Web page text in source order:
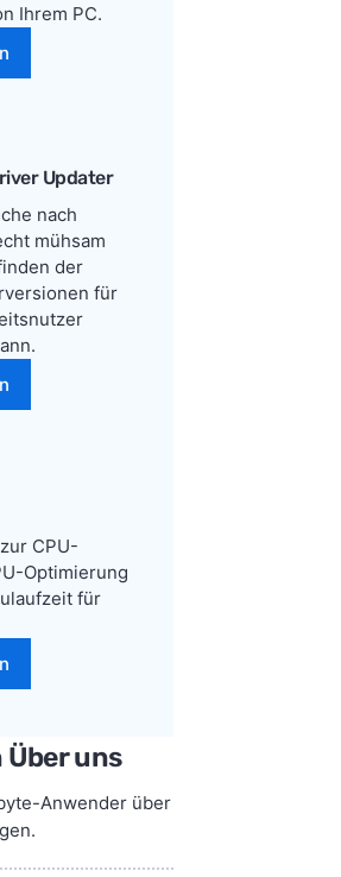
Ihrem PC.
Updater
nach
mühsam
der
für
CPU-
Optimierung
für
Über uns
Anwender über